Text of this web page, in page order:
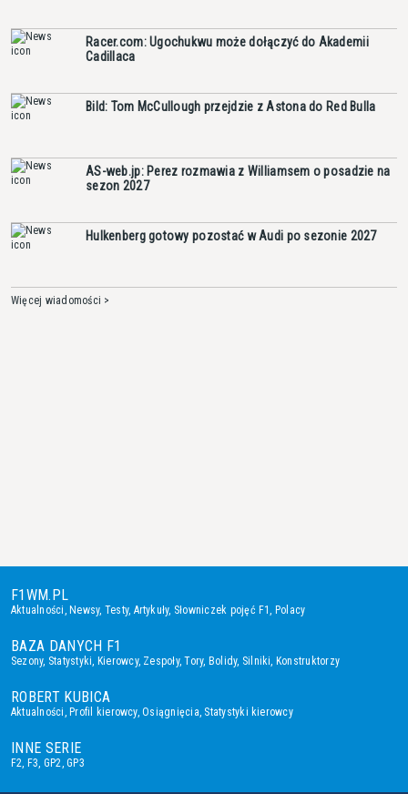
Racer.com: Ugochukwu może dołączyć do Akademii
Cadillaca
Bild: Tom McCullough przejdzie z Astona do Red Bulla
AS-web.jp: Perez rozmawia z Williamsem o posadzie na
sezon 2027
Hulkenberg gotowy pozostać w Audi po sezonie 2027
Więcej wiadomości >
F1WM.PL
Aktualności ,Newsy, Testy, Artykuły, Słowniczek pojęć F1 Polacy
BAZA DANYCH F1
Sezony, Statystyki Kierowcy, Zespoły,Tory, Bolidy, Silniki Konstruktorzy
ROBERT KUBICA
Aktualności ,Profil kierowcy,Osiągnięcia Statystyki kierowcy
INNE SERIE
F2 F3 GP2 ,GP3